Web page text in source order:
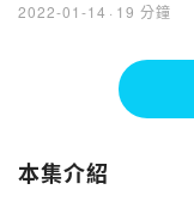
2022-01-14 · 19 分鐘
本集介紹